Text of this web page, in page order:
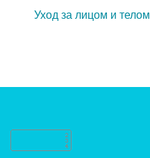
Уход за лицом и телом